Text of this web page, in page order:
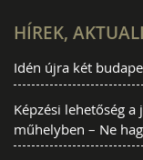
HÍREK,
Idén újra két
Képzési lehetőség
műhelyben – Ne